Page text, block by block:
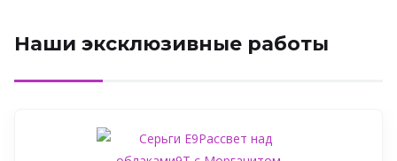
Наши эксклюзивные работы